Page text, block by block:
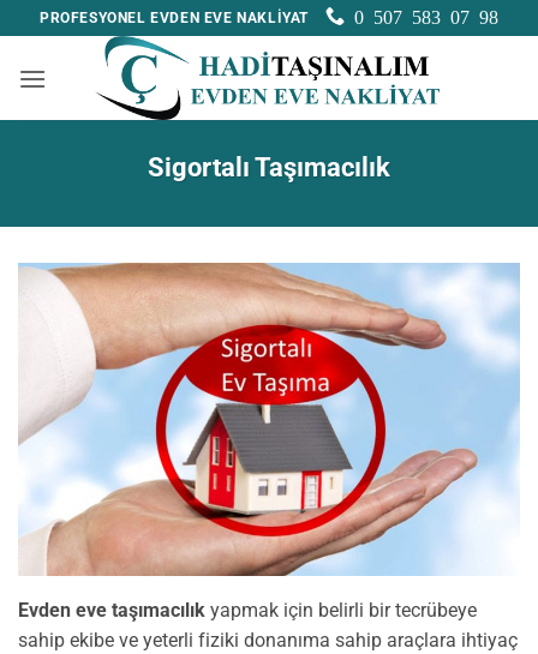
İçeriğePROFESYONEL EVDEN EVE NAKLİYAT 0 507 583 07 98
Sigortalı Taşımacılık
Evden eve taşımacılık yapmak için belirli bir tecrübeye
sahip ekibe ve yeterli fiziki donanıma sahip araçlara ihtiyaç